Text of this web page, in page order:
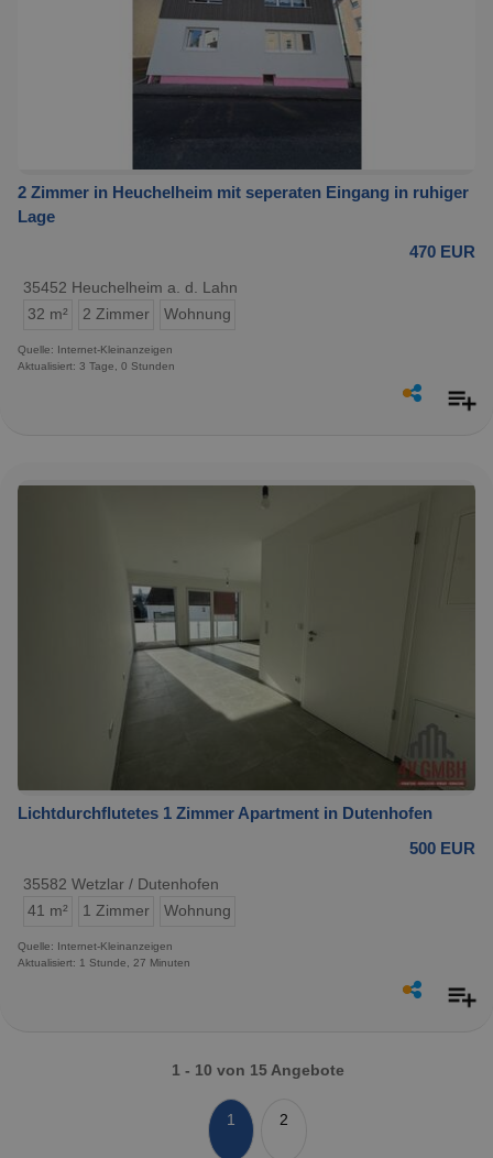
2 Zimmer in Heuchelheim mit seperaten Eingang in ruhiger
Lage
470 EUR
35452 Heuchelheim a. d. Lahn
32 m²
2 Zimmer Wohnung
Quelle: Internet-Kleinanzeigen
Aktualisiert: 3 Tage, 0 Stunden
Lichtdurchflutetes 1 Zimmer Apartment in Dutenhofen
500 EUR
35582 Wetzlar / Dutenhofen
41 m²
1 Zimmer Wohnung
Quelle: Internet-Kleinanzeigen
Aktualisiert: 1 Stunde, 27 Minuten
1 - 10 von 15 Angebote
1 2